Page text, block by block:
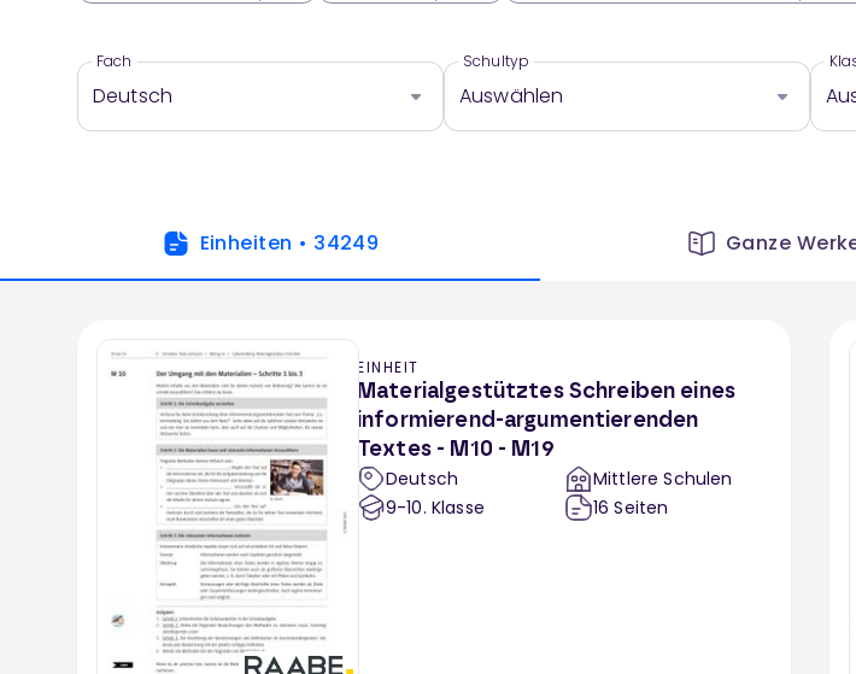
Wortschatzarbeit
1259 Deutsch Klassenarbeit 66
Fach
Deutsch
Schultyp
Auswählen
Einheiten • 34249 Ganze
EINHEIT
Materialgestütztes Schreiben eines
informierend-argumentierenden
Textes - M10 - M19
Deutsch
9-10. Klasse
Mittlere Schulen
16 Seiten